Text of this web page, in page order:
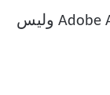
إلى إزالة التوقيع من Adobe Acrobat Reader وليس